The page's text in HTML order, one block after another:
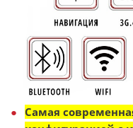
Самая